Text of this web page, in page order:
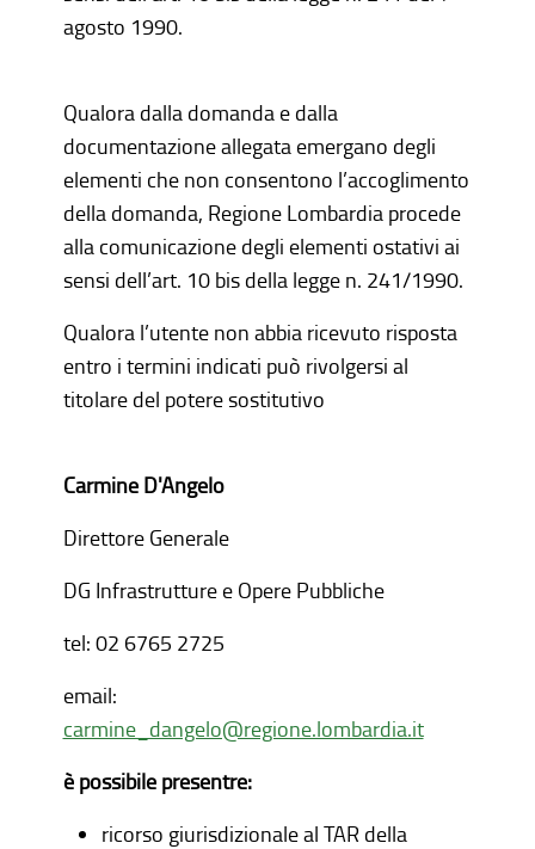
agosto 1990.
Qualora dalla domanda e dalla
documentazione allegata emergano degli
elementi che non consentono l’accoglimento
della domanda, Regione Lombardia procede
alla comunicazione degli elementi ostativi ai
sensi dell’art. 10 bis della legge n. 241/1990.
Qualora l’utente non abbia ricevuto risposta
entro i termini indicati può rivolgersi al
titolare del potere sostitutivo
Carmine D'Angelo
Direttore Generale
DG Infrastrutture e Opere Pubbliche
tel: 02 6765 2725
email:
carmine_dangelo@regione.lombardia.it
è possibile presentre:
ricorso giurisdizionale al TAR della